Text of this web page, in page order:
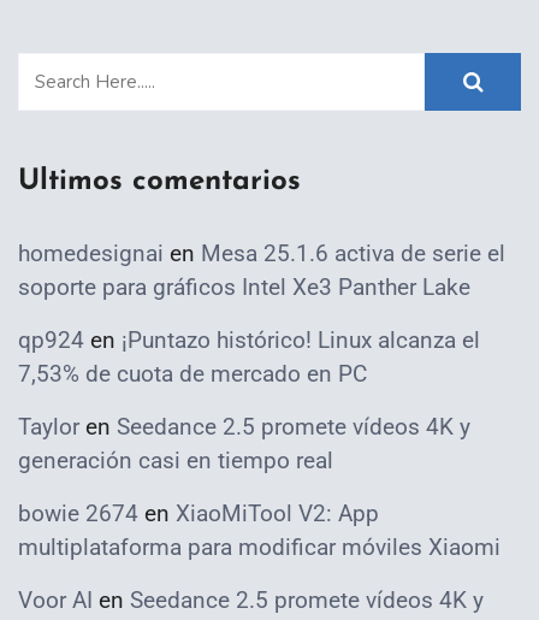
Ultimos comentarios
homedesignai en Mesa 25.1.6 activa de serie el
soporte para gráficos Intel Xe3 Panther Lake
qp924 en ¡Puntazo histórico! Linux alcanza el
7,53% de cuota de mercado en PC
Taylor en Seedance 2.5 promete vídeos 4K y
generación casi en tiempo real
bowie 2674 en XiaoMiTool V2: App
multiplataforma para modificar móviles Xiaomi
Voor AI en Seedance 2.5 promete vídeos 4K y